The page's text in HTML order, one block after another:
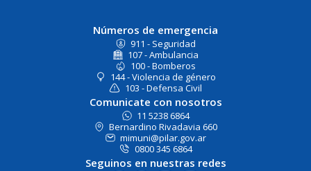
Números de emergencia
911 - Seguridad
107 - Ambulancia
100 - Bomberos
144 - Violencia de género
103 - Defensa Civil
Comunicate con nosotros
11 5238 6864
Bernardino Rivadavia 660
mimuni@pilar.gov.ar
0800 345 6864
Seguinos en nuestras redes